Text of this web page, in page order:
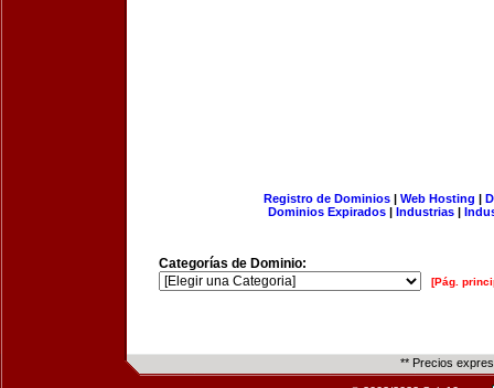
Registro de Dominios| Web Hosting |
Dominios Expirados | Industrias |
Categorías de Dominio:
[Pág.
** Precios